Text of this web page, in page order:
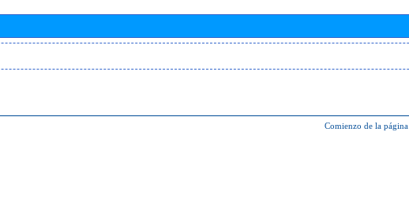
Comienzo de la página